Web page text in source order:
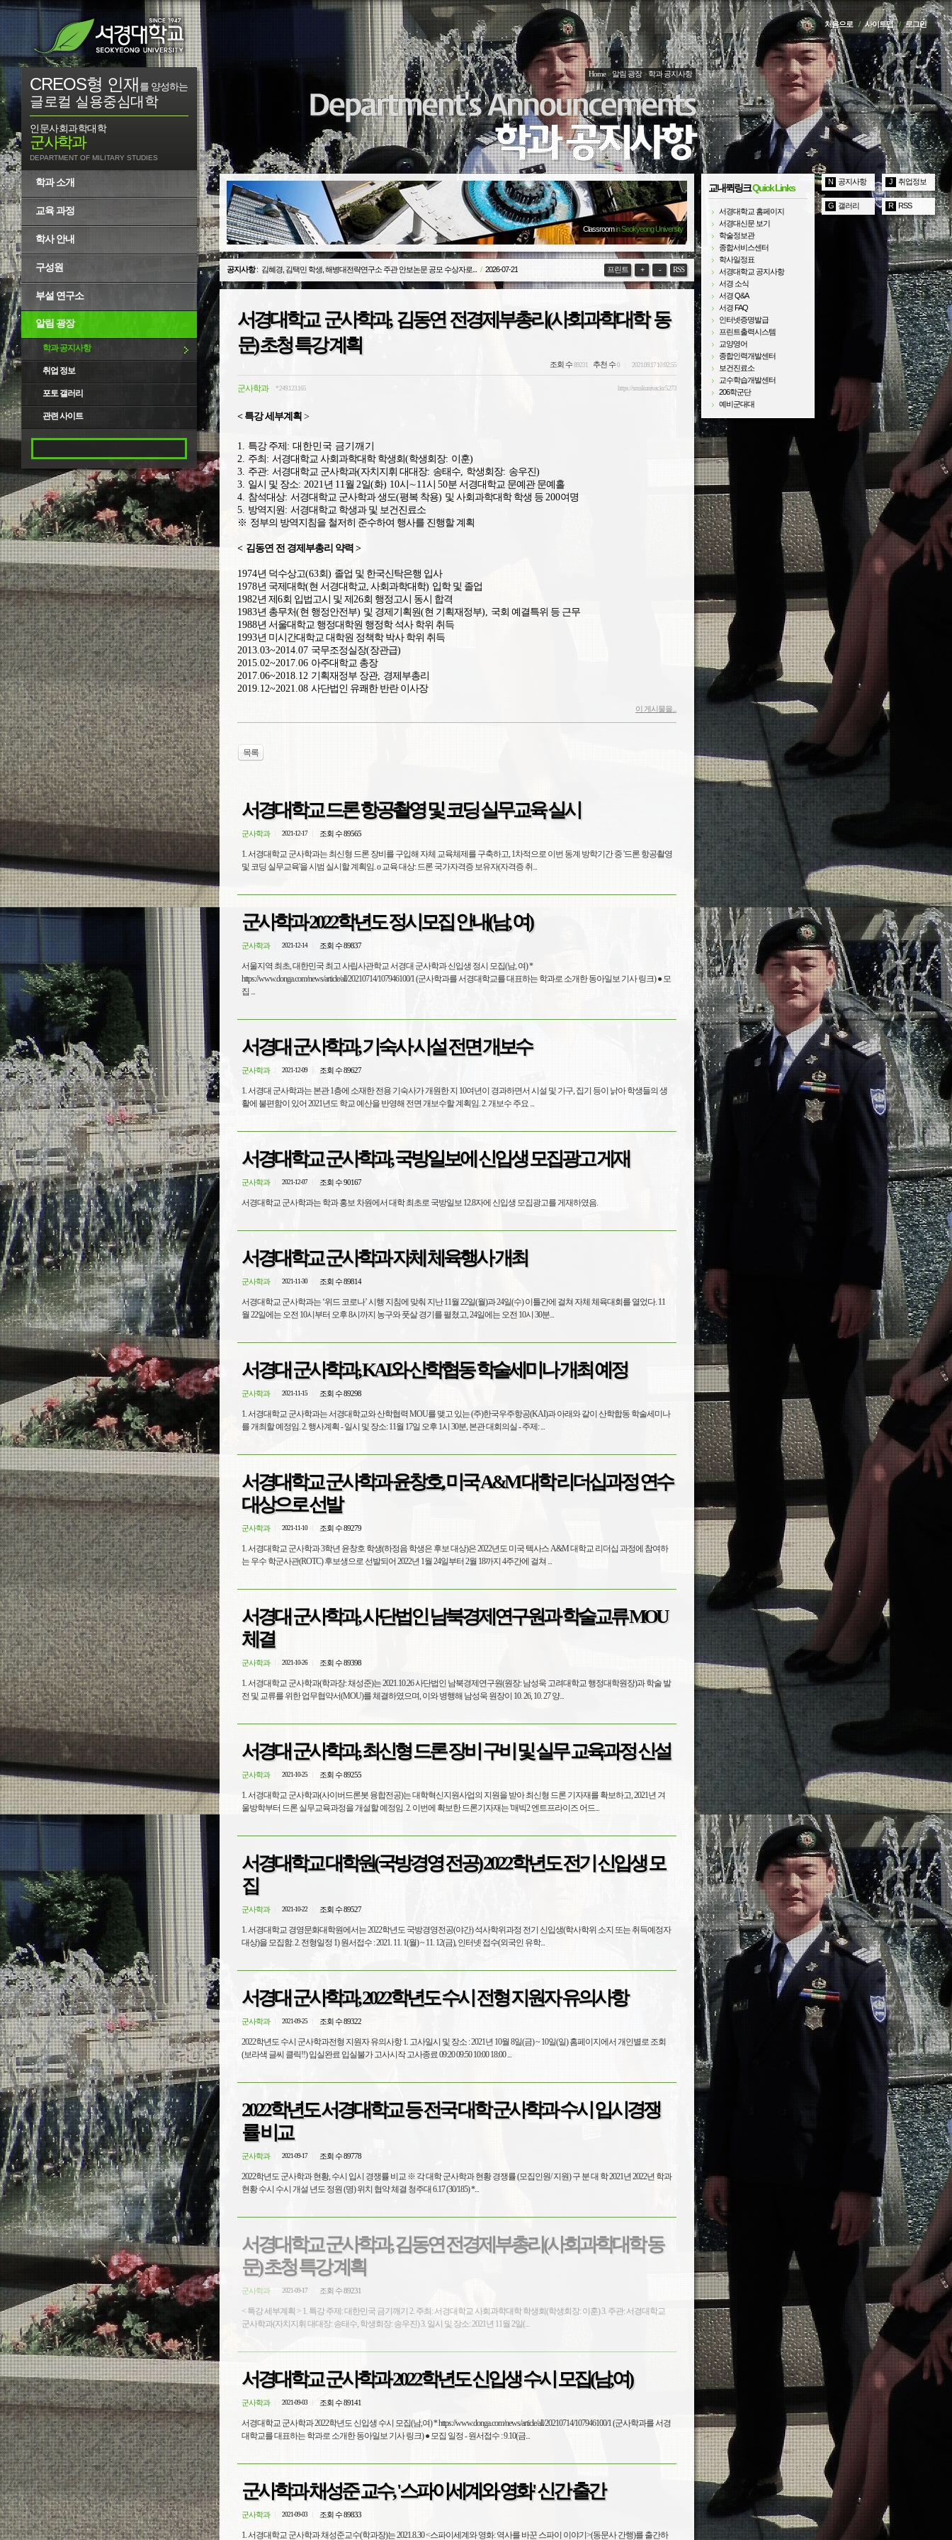
처음으로 / 사이트맵 / 로그인
CREOS형 인재 를 양성하는
글로컬 실용중심대학
인문사회과학대학
군사학과
DEPARTMENT OF MILITARY STUDIES
학과 소개
교육 과정
학사 안내
구성원
부설 연구소
알림 광장
학과 공지사항
취업 정보
포토 갤러리
관련 사이트
Home>알림 광장>학과 공지사항
Classroomin Seokyeong University
공지사항: 김혜경, 김택민 학생, 해병대전략연구소 주관 안보논문 공모 수상자로... / 2026-07-21 RSS
-
+
프린트
서경대학교 군사학과, 김동연 전경제부총리(사회과학대학 동
문) 초청 특강 계획
조회 수89231 추천 수0 2021.09.17 10:02:55
군사학과 *.249.123.165 https://sm.skuniv.ac.kr/5273
< 특강 세부계획 >
1. 특강 주제 : 대한민국 금기깨기
2. 주최 : 서경대학교 사회과학대학 학생회 (학생회장: 이훈)
3. 주관: 서경대학교 군사학과(자치지휘 대대장: 송태수, 학생회장: 송우진)
3. 일시 및 장소: 2021년 11월 2일(화) 10시 ∼11시 50분 서경대학교 문예관 문예홀
4. 참석대상: 서경대학교 군사학과 생도(평복 착용) 및 사회과학대학 학생 등 200여명
5. 방역지원: 서경대학교 학생과 및 보건진료소
※ 정부의 방역지침을 철저히 준수하여 행사를 진행할 계획
< 김동연 전 경제부총리 약력 >
1974년 덕수상고(63회 ) 졸업 및 한국신탁은행 입사
1978년 국제대학(현 서경대학교, 사회과학대학) 입학 및 졸업
1982년 제 6회 입법고시 및 제 26회 행정고시 동시 합격
1983년 총무처(현 행정안전부) 및 경제기획원(현 기획재정부), 국회 예결특위 등 근무
1988년 서울대학교 행정대학원 행정학 석사 학위 취득
1993년 미시간대학교 대학원 정책학 박사 학위 취득
2013.03~2014.07 국무조정실장(장관급)
2015.02~2017.06 아주대학교 총장
2017.06~2018.12 기획재정부 장관, 경제부총리
2019.12~2021.08 사단법인 유쾌한 반란 이사장
이 게시물을...
목록
서경대학교 드론 항공촬영 및 코딩 실무교육 실시
군사학과 2021-12-17 조회 수 89565
1. 서경대학교 군사학과는 최신형 드론 장비를 구입해 자체 교육체제를 구축하고, 1차적으로 이번 동계 방학기간 중 '드론 항공촬영
및 코딩 실무교육'을 시범 실시할 계획임. o 교육 대상: 드론 국가자격증 보유자(자격증 취...
군사학과 2022학년도 정시모집 안내(남, 여)
군사학과 2021-12-14 조회 수 89837
서울지역 최초, 대한민국 최고 사립사관학교 서경대 군사학과 신입생 정시 모집(남, 여) *
https://www.donga.com/news/article/all/20210714/107946100/1 (군사학과를 서경대학교를 대표하는 학과로 소개한 동아일보 기사 링크) ● 모
집 ...
서경대 군사학과, 기숙사 시설 전면 개보수
군사학과 2021-12-09 조회 수 89627
1. 서경대 군사학과는 본관 1층에 소재한 전용 기숙사가 개원한 지 10여년이 경과하면서 시설 및 가구, 집기 등이 낡아 학생들의 생
활에 불편함이 있어 2021년도 학교 예산을 반영해 전면 개보수할 계획임. 2. 개보수 주요 ...
서경대학교 군사학과, 국방일보에 신입생 모집광고 게재
군사학과 2021-12-07 조회 수 90167
서경대학교 군사학과는 학과 홍보 차원에서 대학 최초로 국방일보 12.8자에 신입생 모집광고를 게재하였음.
서경대학교 군사학과 자체 체육행사 개최
군사학과 2021-11-30 조회 수 89814
서경대학교 군사학과는 ‘위드 코로나’ 시행 지침에 맞춰 지난 11월 22일(월)과 24일(수) 이틀간에 걸쳐 자체 체육대회를 열었다. 11
월 22일에는 오전 10시부터 오후 8시까지 농구와 풋살 경기를 펼쳤고, 24일에는 오전 10시 30분...
서경대 군사학과, KAI와 산학협동 학술세미나 개최 예정
군사학과 2021-11-15 조회 수 89298
1. 서경대학교 군사학과는 서경대학교와 산학협력 MOU를 맺고 있는 (주)한국우주항공(KAI)과 아래와 같이 산학합동 학술세미나
를 개최할 예정임. 2. 행사계획 - 일시 및 장소: 11월 17일 오후 1시 30분, 본관 대회의실 - 주제: ...
서경대학교 군사학과 윤창호, 미국 A&M 대학 리더십과정 연수
대상으로 선발
군사학과 2021-11-10 조회 수 89279
1. 서경대학교 군사학과 3학년 윤창호 학생(하정음 학생은 후보 대상)은 2022년도 미국 텍사스 A&M 대학교 리더십 과정에 참여하
는 우수 학군사관(ROTC) 후보생으로 선발되어 2022년 1월 24일부터 2월 18까지 4주간에 걸쳐 ...
서경대 군사학과, 사단법인 남북경제연구원과 학술교류 MOU
체결
군사학과 2021-10-26 조회 수 89398
1. 서경대학교 군사학과(학과장: 채성준)는 2021.10.26 사단법인 남북경제연구원(원장: 남성욱 고려대학교 행정대학원장)과 학술 발
전 및 교류를 위한 업무협약서(MOU)를 체결하였으며, 이와 병행해 남성욱 원장이 10. 26, 10. 27 양...
서경대 군사학과, 최신형 드론 장비 구비 및 실무 교육과정 신설
군사학과 2021-10-25 조회 수 89255
1. 서경대학교 군사학과(사이버드론봇 융합전공)는 대학혁신지원사업의 지원을 받아 최신형 드론 기자재를 확보하고, 2021년 겨
울방학부터 드론 실무교육과정을 개설할 예정임. 2. 이번에 확보한 드론기자재는 '매빅2 엔트프라이즈 어드...
서경대학교 대학원(국방경영 전공) 2022학년도 전기 신입생 모
집
군사학과 2021-10-22 조회 수 89527
1. 서경대학교 경영문화대학원에서는 2022학년도 국방경영전공(야간) 석사학위과정 전기 신입생(학사학위 소지 또는 취득예정자
대상)을 모집함. 2. 전형일정 1) 원서접수 : 2021. 11. 1(월) ~ 11. 12(금), 인터넷 접수(외국인 유학...
서경대 군사학과, 2022학년도 수시 전형 지원자 유의사항
군사학과 2021-09-25 조회 수 89322
2022학년도 수시 군사학과전형 지원자 유의사항 1. 고사일시 및 장소 : 2021년 10월 8일(금) ~ 10일(일) 홈페이지에서 개인별로 조회
(보라색 글씨 클릭!!) 입실완료 입실불가 고사시작 고사종료 09:20 09:50 10:00 18:00 ...
2022학년도 서경대학교 등 전국 대학 군사학과 수시 입시경쟁
률 비교
군사학과 2021-09-17 조회 수 89778
2022학년도 군사학과 현황, 수시 입시 경쟁률 비교 ※ 각 대학 군사학과 현황 경쟁률 (모집인원/ 지원) 구 분 대 학 2021년 2022년 학과
현황 수시 수시 개설 년도 정원 (명) 위치 협약 체결 청주대 6.17 (30/185) *...
서경대학교 군사학과, 김동연 전경제부총리(사회과학대학 동
문) 초청 특강 계획
군사학과 2021-09-17 조회 수 89231
< 특강 세부계획 > 1. 특강 주제: 대한민국 금기깨기 2. 주최: 서경대학교 사회과학대학 학생회(학생회장: 이훈) 3. 주관: 서경대학교
군사학과(자치지휘 대대장: 송태수, 학생회장: 송우진) 3. 일시 및 장소: 2021년 11월 2일(...
서경대학교 군사학과 2022학년도 신입생 수시 모집(남,여)
군사학과 2021-09-03 조회 수 89141
서경대학교 군사학과 2022학년도 신입생 수시 모집(남,여) * https://www.donga.com/news/article/all/20210714/107946100/1 (군사학과를 서경
대학교를 대표하는 학과로 소개한 동아일보 기사 링크) ● 모집 일정 - 원서접수 : 9.10(금...
군사학과 채성준 교수, '스파이세계와 영화' 신간 출간
군사학과 2021-09-03 조회 수 89833
1. 서경대학교 군사학과 채성준교수(학과장)는 2021.8.30 <스파이세계와 영화: 역사를 바꾼 스파이 이야기>(동문사 간행)를 출간하
교내퀵링크Quick Links
서경대학교 홈페이지
서경대신문 보기
학술정보관
종합서비스센터
학사일정표
서경대학교 공지사항
서경 소식
서경 Q&A
서경 FAQ
인터넷증명발급
프린트출력시스템
교양영어
종합인력개발센터
보건진료소
교수학습개발센터
206학군단
예비군대대
N 공지사항 J 취업정보
G 갤러리 R RSS